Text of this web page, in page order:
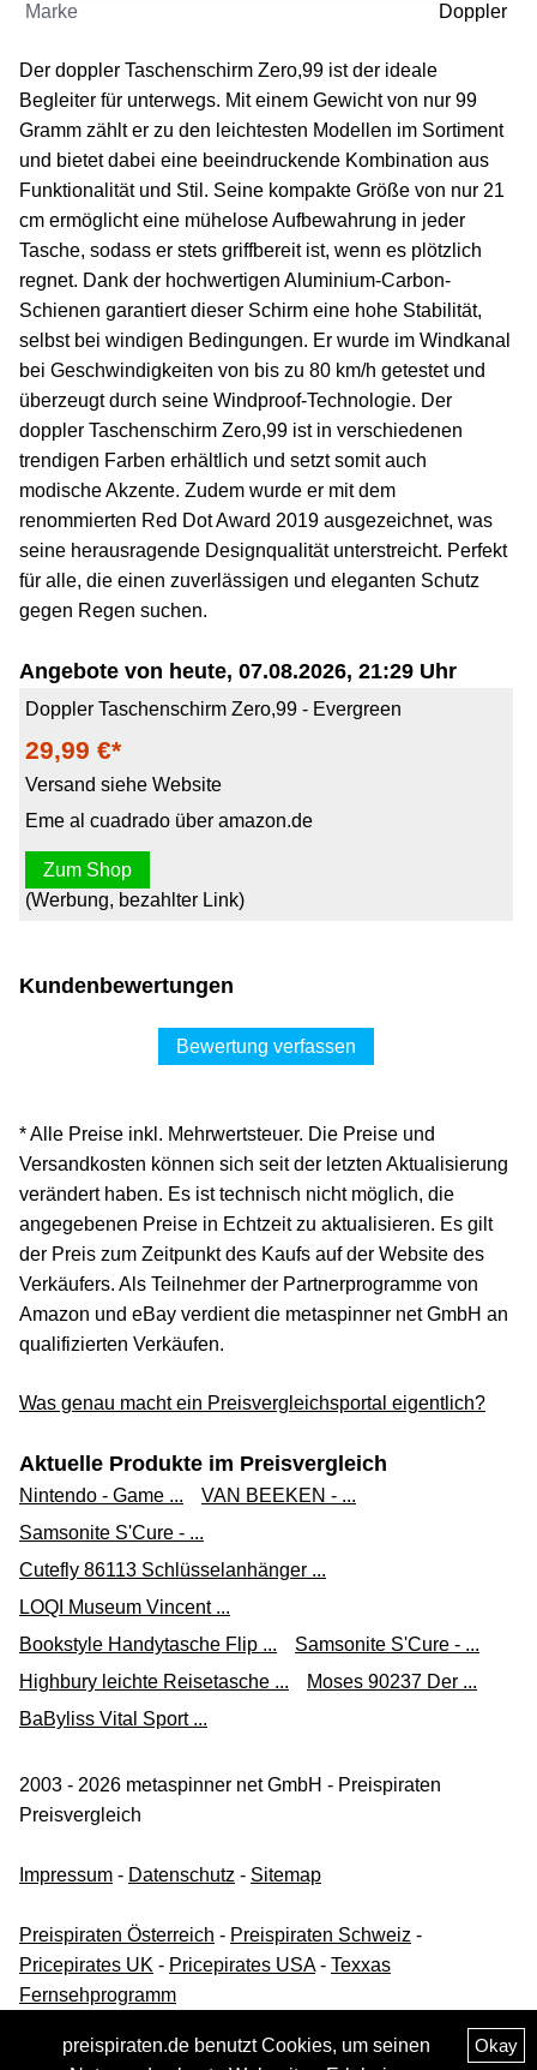
Marke
Doppler
Der doppler Taschenschirm Zero,99 ist der ideale
Begleiter für unterwegs. Mit einem Gewicht von nur 99
Gramm zählt er zu den leichtesten Modellen im Sortiment
und bietet dabei eine beeindruckende Kombination aus
Funktionalität und Stil. Seine kompakte Größe von nur 21
cm ermöglicht eine mühelose Aufbewahrung in jeder
Tasche, sodass er stets griffbereit ist, wenn es plötzlich
regnet. Dank der hochwertigen Aluminium-Carbon-
Schienen garantiert dieser Schirm eine hohe Stabilität,
selbst bei windigen Bedingungen. Er wurde im Windkanal
bei Geschwindigkeiten von bis zu 80 km/h getestet und
überzeugt durch seine Windproof-Technologie. Der
doppler Taschenschirm Zero,99 ist in verschiedenen
trendigen Farben erhältlich und setzt somit auch
modische Akzente. Zudem wurde er mit dem
renommierten Red Dot Award 2019 ausgezeichnet, was
seine herausragende Designqualität unterstreicht. Perfekt
für alle, die einen zuverlässigen und eleganten Schutz
gegen Regen suchen.
Angebote von heute, 07.08.2026, 21:29 Uhr
Doppler Taschenschirm Zero,99 - Evergreen
29,99 €*
Versand siehe Website
Eme al cuadrado über amazon.de
Zum Shop
(Werbung, bezahlter Link)
Kundenbewertungen
Bewertung verfassen
* Alle Preise inkl. Mehrwertsteuer. Die Preise und
Versandkosten können sich seit der letzten Aktualisierung
verändert haben. Es ist technisch nicht möglich, die
angegebenen Preise in Echtzeit zu aktualisieren. Es gilt
der Preis zum Zeitpunkt des Kaufs auf der Website des
Verkäufers. Als Teilnehmer der Partnerprogramme von
Amazon und eBay verdient die metaspinner net GmbH an
qualifizierten Verkäufen.
Was genau macht ein Preisvergleichsportal eigentlich?
Aktuelle Produkte im Preisvergleich
Nintendo - Game ...
VAN BEEKEN - ...
Samsonite S'Cure - ...
Cutefly 86113 Schlüsselanhänger ...
LOQI Museum Vincent ...
Bookstyle Handytasche Flip ...
Samsonite S'Cure - ...
Highbury leichte Reisetasche ...
Moses 90237 Der ...
BaByliss Vital Sport ...
2003 - 2026 metaspinner net GmbH - Preispiraten
Preisvergleich
Impressum - Datenschutz - Sitemap
Preispiraten Österreich - Preispiraten Schweiz -
Pricepirates UK - Pricepirates USA- Texxas
Fernsehprogramm
Okay
preispiraten.de benutzt Cookies, um seinen